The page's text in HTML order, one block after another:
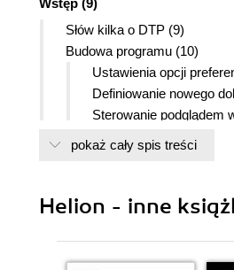
Wstęp (9)
Słów kilka o DTP (9)
Budowa programu (10)
Ustawienia opcji
Definiowanie nowego
Sterowanie podglądem
Rozdział 1. Podstawowe
Ramki i jeszcze raz ramki
Rysowanie ramek i
Item oraz Content (16)
Item i Content - do
pokaż cały spis treści
Helion - inne